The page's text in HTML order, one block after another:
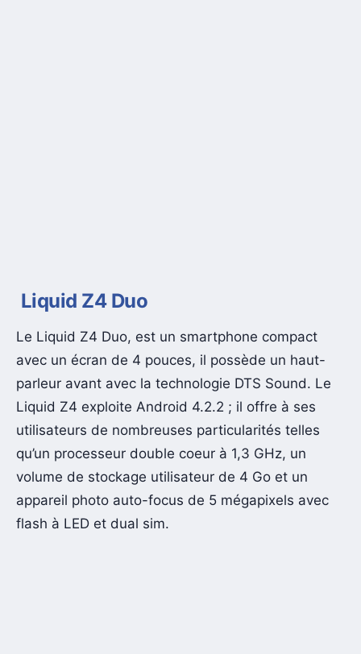
Liquid Z4 Duo
Le Liquid Z4 Duo, est un smartphone compact
avec un écran de 4 pouces, il possède un haut-
parleur avant avec la technologie DTS Sound. Le
Liquid Z4 exploite Android 4.2.2 ; il offre à ses
utilisateurs de nombreuses particularités telles
qu’un processeur double coeur à 1,3 GHz, un
volume de stockage utilisateur de 4 Go et un
appareil photo auto-focus de 5 mégapixels avec
flash à LED et dual sim.